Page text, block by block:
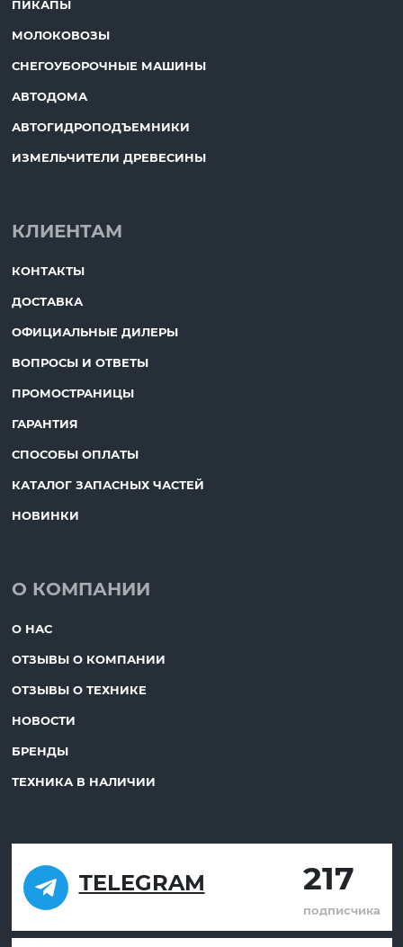
ПИКАПЫ
МОЛОКОВОЗЫ
СНЕГОУБОРОЧНЫЕ МАШИНЫ
АВТОДОМА
АВТОГИДРОПОДЪЕМНИКИ
ИЗМЕЛЬЧИТЕЛИ ДРЕВЕСИНЫ
КЛИЕНТАМ
КОНТАКТЫ
ДОСТАВКА
ОФИЦИАЛЬНЫЕ ДИЛЕРЫ
ВОПРОСЫ И ОТВЕТЫ
ПРОМОСТРАНИЦЫ
ГАРАНТИЯ
СПОСОБЫ ОПЛАТЫ
КАТАЛОГ ЗАПАСНЫХ ЧАСТЕЙ
НОВИНКИ
О КОМПАНИИ
О НАС
ОТЗЫВЫ О КОМПАНИИ
ОТЗЫВЫ О ТЕХНИКЕ
НОВОСТИ
БРЕНДЫ
ТЕХНИКА В НАЛИЧИИ
TELEGRAM 217
подписчика